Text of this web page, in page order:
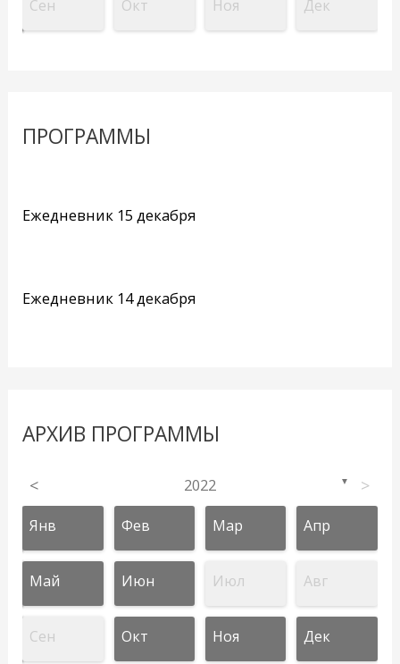
Сен Окт Ноя Дек
ПРОГРАММЫ
Ежедневник 15 декабря
Ежедневник 14 декабря
АРХИВ ПРОГРАММЫ
< 2022 ▼ >
Янв Фев Мар Апр
Май Июн Июл Авг
Сен Окт Ноя Дек